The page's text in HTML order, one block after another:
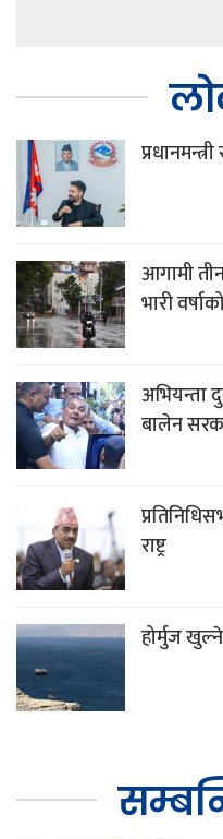
आगामी
भारी
अभियन्ता
बालेन
राष्ट्र
होर्मुज